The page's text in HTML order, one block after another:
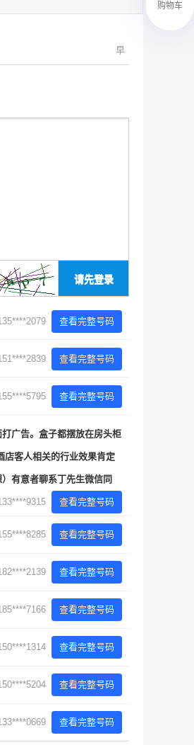
早
请先登录
查看完整号码
查看完整号码
查看完整号码
广告。盒子都摆放在房头柜
店客人相关的行业效果肯定
有意者聊系丁先生微信同
查看完整号码
查看完整号码
查看完整号码
查看完整号码
查看完整号码
查看完整号码
查看完整号码
购物车